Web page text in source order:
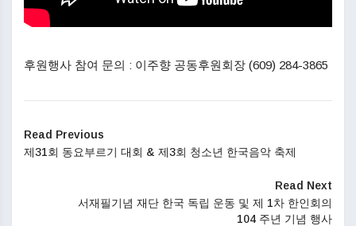
후원행사 참여 문의 : 이주향 공동후원회장 (609) 284-3865
Read Previous
제31회 동요부르기 대회 & 제3회 청소년 한국음악 축제
Read Next
서재필기념 재단 한국 독립 운동 및 제 1차 한인회의
104 주년 기념 행사